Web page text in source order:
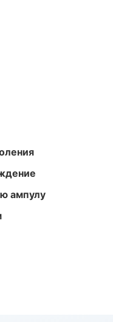
ампулу